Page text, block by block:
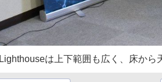
Lighthouseは上下範囲も広く、床か